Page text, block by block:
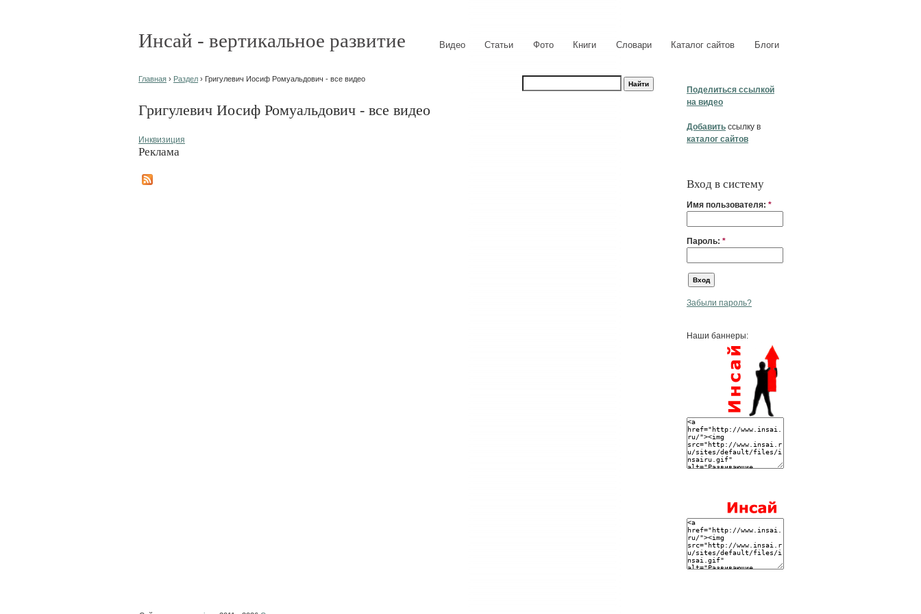
Инсай - вертикальное развитие Видео Статьи Фото Книги Словари Каталог сайтов Блоги
Поделиться ссылкой
на видео
Добавить ссылку в
каталог сайтов
Вход в систему
Имя пользователя: *
Пароль: *
Забыли пароль?
Наши баннеры:
Главная › Раздел › Григулевич Иосиф Ромуальдович - все видео
Григулевич Иосиф Ромуальдович - все видео
Инквизиция
Реклама